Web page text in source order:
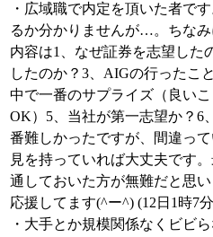
・広域職で内定を頂いた者で
るか分かりませんが…。ちな
内容は1、なぜ証券を志望した
したのか？3、AIGの行ったこ
中で一番のサプライズ（良い
OK）5、当社が第一志望か？6
番難しかったですが、間違っ
見を持っていれば大丈夫です
通しておいた方が無難だと思
応援してます(^ー^) (12日1時7
・大手とか規模関係なくビビ